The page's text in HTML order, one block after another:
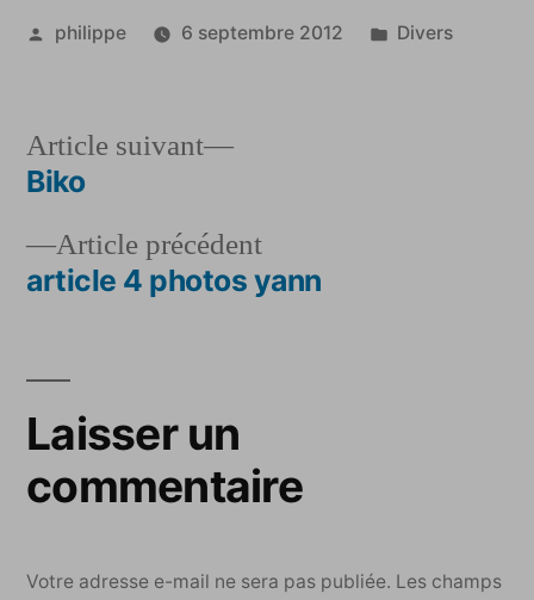
Publié
philippe 6 septembre 2012
Publié
Divers
Navigation
deArticle précédentArticle
précédent :
article 4 photos yann
Article suivant
Article
Biko
Laisser un
commentaire
Votre adresse e-mail ne sera pas publiée. Les champs